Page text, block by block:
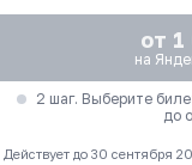
от
на
2 шаг. Выберите
до
Действует до 30 сентября